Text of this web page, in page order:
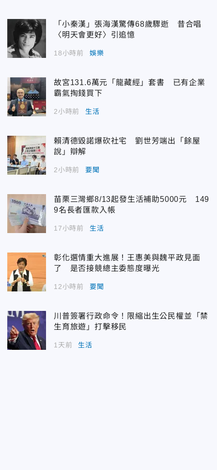
「小秦漢」張海漢驚傳68歲驟逝 昔合唱
〈明天會更好〉引追憶
18小時前 娛樂
故宮131.6萬元「龍藏經」套書 已有企業
霸氣掏錢買下
2小時前 生活
賴清德毀諾爆砍社宅 劉世芳端出「餘屋
說」辯解
2小時前 要聞
苗栗三灣鄉8/13起發生活補助5000元 149
9名長者匯款入帳
17小時前 生活
彰化選情重大進展！王惠美與魏平政見面
了 是否接競總主委態度曝光
12小時前 要聞
川普簽署行政命令！限縮出生公民權並「禁
生育旅遊」打擊移民
1天前 生活